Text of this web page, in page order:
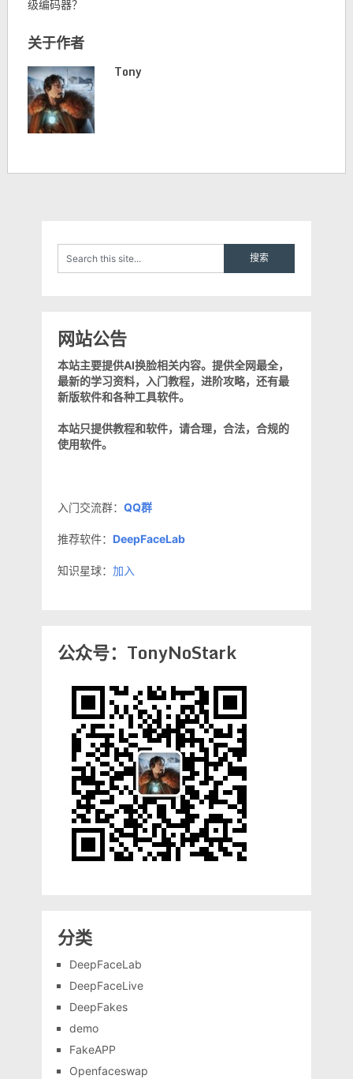
级编码器？
关于作者
Tony
网站公告
本站主要提供AI换脸相关内容。提供全网最全，
最新的学习资料，入门教程，进阶攻略，还有最
新版软件和各种工具软件。
本站只提供教程和软件，请合理，合法，合规的
使用软件。
入门交流群： QQ群
推荐软件： DeepFaceLab
知识星球： 加入
公众号：TonyNoStark
分类
DeepFaceLab
DeepFaceLive
DeepFakes
demo
FakeAPP
Openfaceswap